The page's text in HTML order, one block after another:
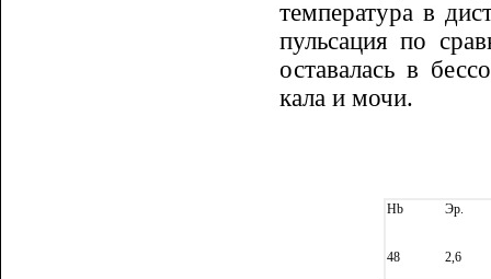
температура в
пульсация по
оставалась в
кала и мочи.
Hb Эр.
48 2,6